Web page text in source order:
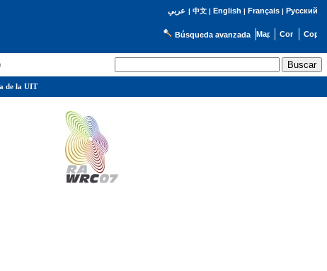
عربي | 中文| English | Français| Русский
Búsqueda avanzada
de la UIT